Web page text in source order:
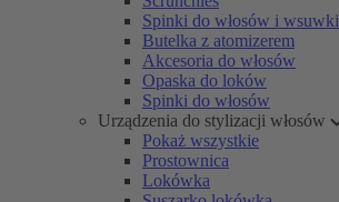
Spinki do włosów i wsuwki
Butelka z atomizerem
Akcesoria do włosów
Opaska do loków
Spinki do włosów
Urządzenia do stylizacji włosów
Pokaż wszystkie
Prostownica
Lokówka